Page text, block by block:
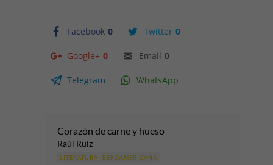
Facebook 0 Twitter 0
Google+ 0 Email 0
Telegram WhatsApp
Corazón de carne y hueso
Raúl Ruiz
LITERATURA IBEROAMERICANA